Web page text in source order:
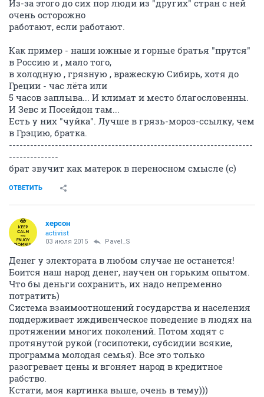
Из-за этого до сих пор люди из "других" стран с ней
очень осторожно
работают, если работают.
Как пример - наши южные и горные братья "прутся"
в Россию и , мало того,
в холодную , грязную , вражескую Сибирь, хотя до
Греции - час лёта или
5 часов заплыва... И климат и место благословенны.
И Зевс и Посейдон там...
Есть у них "чуйка". Лучше в грязь-мороз-ссылку, чем
в Грэцию, братка.
---------------------------------------------------------------------
--------------
брат звучит как матерок в переносном смысле (с)
ОТВЕТИТЬ
херсон
activist
03 июля 2015 Pavel_S
Денег у электората в любом случае не останется!
Боится наш народ денег, научен он горьким опытом.
Что бы деньги сохранить, их надо непременно
потратить)
Система взаимоотношений государства и населения
поддерживает иждивенческое поведение в людях на
протяжении многих поколений. Потом ходят с
протянутой рукой (госипотеки, субсидии всякие,
программа молодая семья). Все это только
разогревает цены и вгоняет народ в кредитное
рабство.
Кстати, моя картинка выше, очень в тему)))